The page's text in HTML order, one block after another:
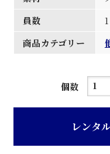
員数
1
商品カテゴリー
個数
消
個
レンタ